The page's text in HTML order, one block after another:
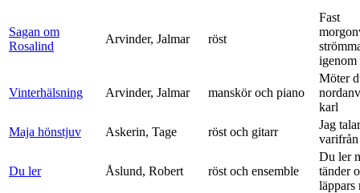
Sagan om
Rosalind
Arvinder, Jalmar röst
Fast
igenom
Vinterhälsning Arvinder, Jalmar manskör och piano
Möter
karl
Maja hönstjuv
Askerin, Tage röst och gitarr
Jag
Du ler Åslund, Robert röst och ensemble
Du ler
tänder
läppars